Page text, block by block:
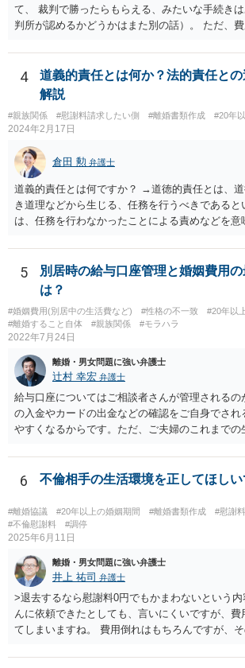
て、 裁判で勝ったらもらえる、みたいな手続き
判所が認めるかどうかはまた別の話）。 ただ、
のであれば、 面談相談に行って詳しく話を聞い
4
道義的責任とは何か？法的責任と
解説
#親族関係 #慰謝料請求したい側 #離婚書類作成 #20年
2024年2月17日
倉田 勲 弁護士
道義的責任とは何ですか？ →道徳的責任とは、
き道理などから生じる、任務を行うべきである
は、任務を行わなかったことによる責めなどを
則はありませんが、道義的責任を果たさないこと
を無くす、不遇を受けるなどの一般的にはその
が生じます。
5
別居時の給与口座管理と婚姻費用
は？
#婚姻費用(別居中の生活費など) #性格の不一致
#20年以
#離婚すること自体
#親族関係 #モラハラ
2022年7月24日
離婚・男女問題に強い弁護士
辻村 幸宏 弁護士
給与口座についてはご相談者さんが管理されるの
の入金やカードの出金などの確認をご自身でされ
やすくなるからです。ただ、ご夫婦のこれまでの
しても構わないとは思います。 隠し財産といっ
で隠しようがないでしょうし、今わかっていな
ば別居後に新たな財産ができてもお互いに分与
はなりますので杞憂ということになろうかと思い
さないというおそれを奥様が抱くのはやむない面
が、ここは信じていただくしかないですし、婚姻
できるかどうかの方が重要だと思います（合意で
額をもらえないという意味では、奥様の不満は残
経費という問題はあるのですが、一般には、収入
られ、全ての生活費が入っていると見ます。奥様
っている費用については、婚姻費用から引くこと
す。
6 不倫相手の生活環境を正してほしい
#離婚協議 #20年以上の婚姻期間 #離婚書類作成
#慰謝
#不倫慰謝料
#調停
2025年6月11日
離婚・男女問題に強い弁護士
井上 祐司 弁護士
>退去するなら慰謝料0円でもかまわないという内
んに依頼できたとしても、言いにくいですが、費
てしまいますね。 費用倒れはもちろんですが、
は期待しにくいと思います。 内容証明又は弁護